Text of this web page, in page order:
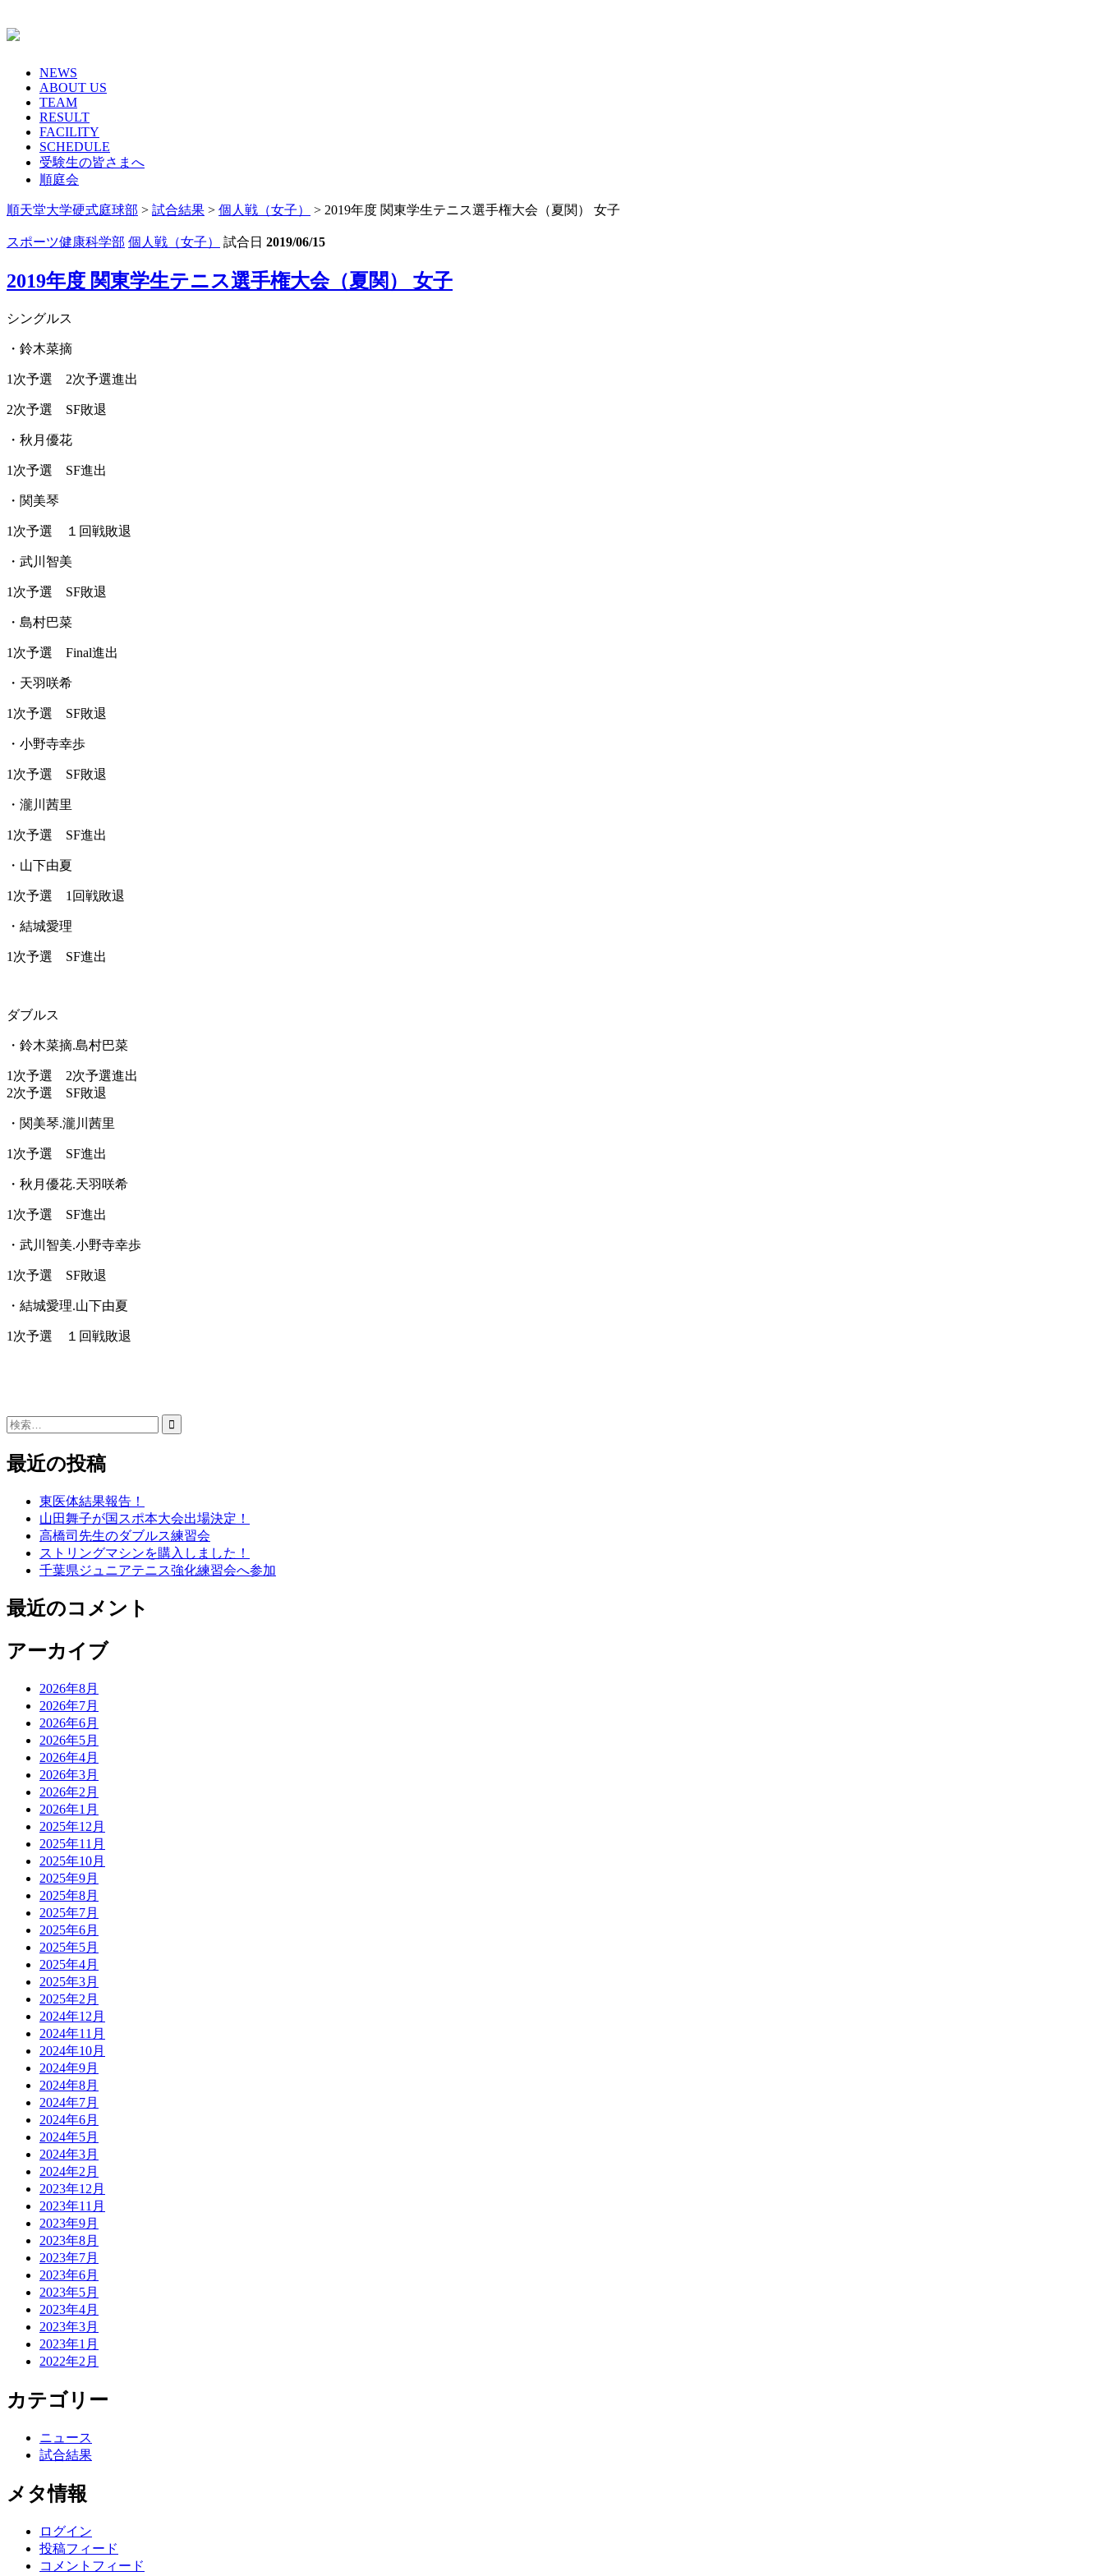
to
NEWS
ABOUT US
TEAM
RESULT
FACILITY
SCHEDULE
受験生の皆さまへ
順庭会
順天堂大学硬式庭球部 > 試合結果 > 個人戦（女子） > 2019年度 関東学生テニス選手権大会（夏関） 女子
スポーツ健康科学部 個人戦（女子） 試合日 2019/06/15
2019年度 関東学生テニス選手権大会（夏関） 女子
シングルス
・鈴木菜摘
1次予選 2次予選進出
2次予選 SF敗退
・秋月優花
1次予選 SF進出
・関美琴
1次予選 １回戦敗退
・武川智美
1次予選 SF敗退
・島村巴菜
1次予選 Final進出
・天羽咲希
1次予選 SF敗退
・小野寺幸歩
1次予選 SF敗退
・瀧川茜里
1次予選 SF進出
・山下由夏
1次予選 1回戦敗退
・結城愛理
1次予選 SF進出
ダブルス
・鈴木菜摘.島村巴菜
1次予選 2次予選進出
2次予選 SF敗退
・関美琴.瀧川茜里
1次予選 SF進出
・秋月優花.天羽咲希
1次予選 SF進出
・武川智美.小野寺幸歩
1次予選 SF敗退
・結城愛理.山下由夏
1次予選 １回戦敗退
検
最近の投稿
東医体結果報告！
山田舞子が国スポ本大会出場決定！
高橋司先生のダブルス練習会
ストリングマシンを購入しました！
千葉県ジュニアテニス強化練習会へ参加
最近のコメント
アーカイブ
2026年8月
2026年7月
2026年6月
2026年5月
2026年4月
2026年3月
2026年2月
2026年1月
2025年12月
2025年11月
2025年10月
2025年9月
2025年8月
2025年7月
2025年6月
2025年5月
2025年4月
2025年3月
2025年2月
2024年12月
2024年11月
2024年10月
2024年9月
2024年8月
2024年7月
2024年6月
2024年5月
2024年3月
2024年2月
2023年12月
2023年11月
2023年9月
2023年8月
2023年7月
2023年6月
2023年5月
2023年4月
2023年3月
2023年1月
2022年2月
カテゴリー
ニュース
試合結果
メタ情報
ログイン
投稿フィード
コメントフィード